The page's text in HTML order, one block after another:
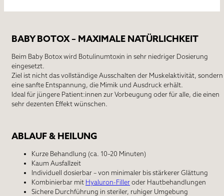
BABY BOTOX – MAXIMALE NATÜRLICHKEIT
Beim Baby Botoxwird Botulinumtoxin in sehr niedriger Dosierung
eingesetzt.
Ziel ist nicht das vollständige Ausschalten der Muskelaktivität, sondern
einesanfte Entspannung, die Mimik und Ausdruck erhält.
Ideal für jüngere Patient:innen zur Vorbeugung oder für alle, die einen
sehr dezenten Effekt wünschen.
ABLAUF & HEILUNG
Kurze Behandlung (ca. 10–20 Minuten)
Kaum Ausfallzeit
Individuell dosierbar – von minimaler bis stärkerer Glättung
Kombinierbar mit Hyaluron-Filleroder Hautbehandlungen
Sichere Durchführung in steriler, ruhiger Umgebung